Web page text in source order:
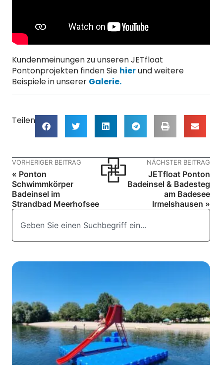
Kundenmeinungen zu unseren JETfloat
Pontonprojekten finden Sie hierund weitere
Beispiele in unserer Galerie.
Teilen
VORHERIGER BEITRAG
« Ponton
Schwimmkörper
Badeinsel im
Strandbad Meerhofsee
NÄCHSTER BEITRAG
JETfloat Ponton
Badeinsel & Badesteg
am Badesee
Irmelshausen »